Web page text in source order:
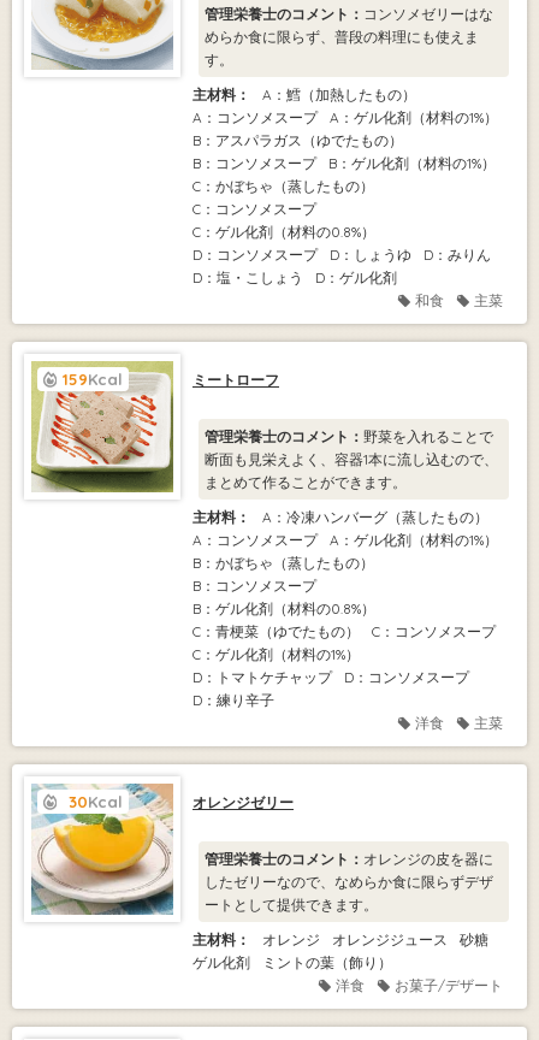
管理栄養士のコメント： コンソメゼリーはな
めらか食に限らず、普段の料理にも使えま
す。
主材料：
A：鱈（加熱したもの）
A：コンソメスープ
A：ゲル化剤（材料の1%）
B：アスパラガス（ゆでたもの）
B：コンソメスープ
B：ゲル化剤（材料の1%）
C：かぼちゃ（蒸したもの）
C：コンソメスープ
C：ゲル化剤（材料の0.8%）
D：コンソメスープ
D：しょうゆ
D：みりん
D：塩・こしょう
D：ゲル化剤
和食
主菜
159Kcal ミートローフ
管理栄養士のコメント： 野菜を入れることで
断面も見栄えよく、容器1本に流し込むので、
まとめて作ることができます。
主材料：
A：冷凍ハンバーグ（蒸したもの）
A：コンソメスープ
A：ゲル化剤（材料の1%）
B：かぼちゃ（蒸したもの）
B：コンソメスープ
B：ゲル化剤（材料の0.8%）
C：青梗菜（ゆでたもの）
C：コンソメスープ
C：ゲル化剤（材料の1%）
D：トマトケチャップ
D：コンソメスープ
D：練り辛子
洋食
主菜
30Kcal オレンジゼリー
管理栄養士のコメント： オレンジの皮を器に
したゼリーなので、なめらか食に限らずデザ
ートとして提供できます。
主材料：
オレンジ オレンジジュース
砂糖
ゲル化剤
ミントの葉（飾り）
洋食
お菓子/デザート